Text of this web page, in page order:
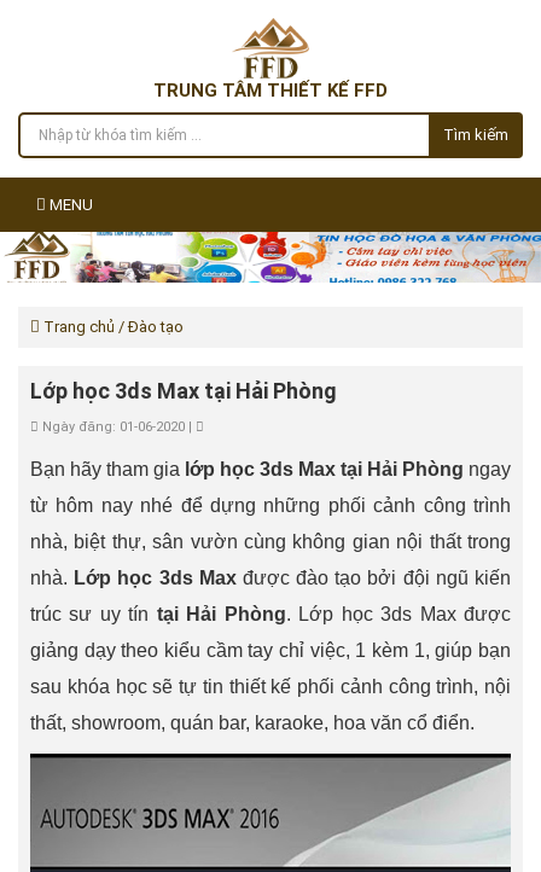
TRUNG TÂM THIẾT KẾ FFD
Tìm kiếm
MENU
Trang chủ / Đào tạo
Lớp học 3ds Max tại Hải Phòng
Ngày đăng: 01-06-2020 |
Bạn hãy tham gia lớp học 3ds Max tại Hải Phòng ngay
từ hôm nay nhé để dựng những phối cảnh công trình
nhà, biệt thự, sân vườn cùng không gian nội thất trong
nhà. Lớp học 3ds Maxđược đào tạo bởi đội ngũ kiến
trúc sư uy tín tại Hải Phòng. Lớp học 3ds Max được
giảng dạy theo kiểu cầm tay chỉ việc, 1 kèm 1, giúp bạn
sau khóa học sẽ tự tin thiết kế phối cảnh công trình, nội
thất, showroom, quán bar, karaoke, hoa văn cổ điển.